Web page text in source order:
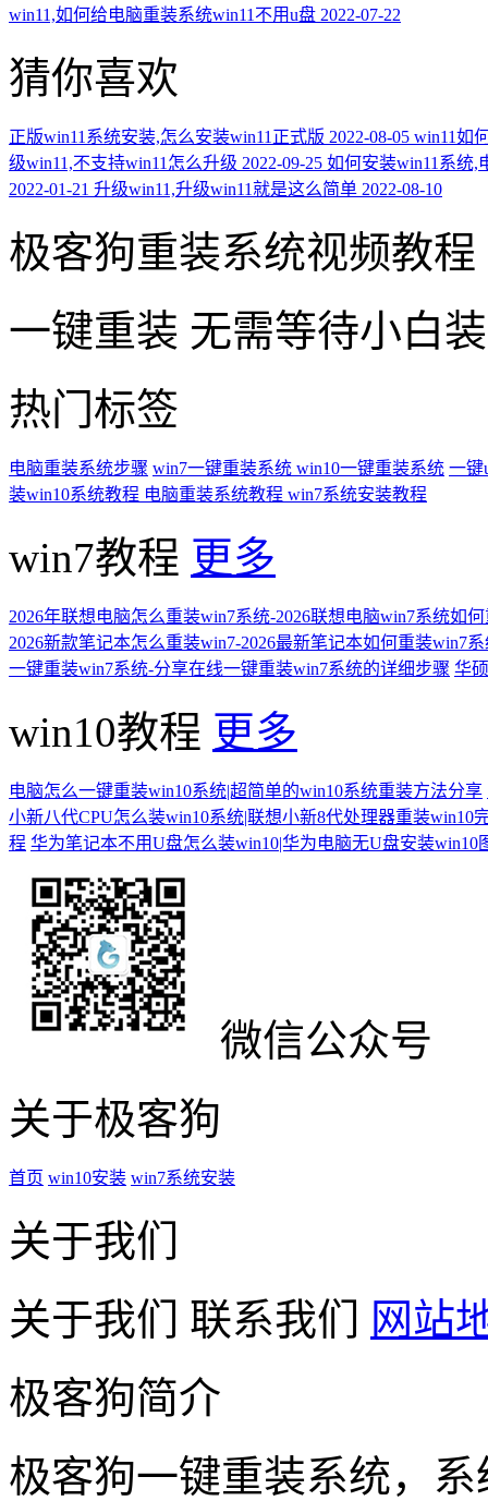
win11,如何给电脑重装系统win11不用u盘 2022-07-22
猜你喜欢
正版win11系统安装,怎么安装win11正式版 2022-08-05 win11如
级win11,不支持win11怎么升级 2022-09-25 如何安装win11系统,
2022-01-21 升级win11,升级win11就是这么简单 2022-08-10
极客狗重装系统视频教程
一键重装 无需等待小白
热门标签
电脑重装系统步骤 win7一键重装系统 win10一键重装系统 一键
装win10系统教程 电脑重装系统教程 win7系统安装教程
win7教程 更多
2026年联想电脑怎么重装win7系统-2026联想电脑win7系统如
2026新款笔记本怎么重装win7-2026最新笔记本如何重装win7
一键重装win7系统-分享在线一键重装win7系统的详细步骤 华
win10教程 更多
电脑怎么一键重装win10系统|超简单的win10系统重装方法分享
小新八代CPU怎么装win10系统|联想小新8代处理器重装win10
程 华为笔记本不用U盘怎么装win10|华为电脑无U盘安装win10
微信公众号
关于极客狗
首页 win10安装 win7系统安装
关于我们
关于我们
联系我们
网站
极客狗简介
极客狗一键重装系统，